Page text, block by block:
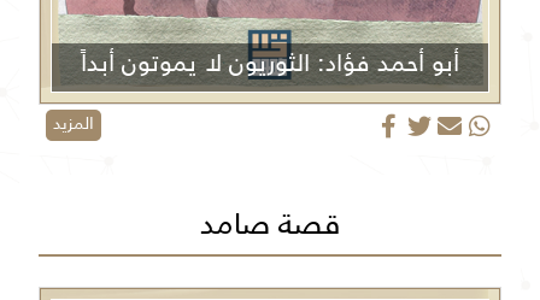
أبو أحمد فؤاد: الثوريون لا يموتون أبداً
المزيد
قصة صامد